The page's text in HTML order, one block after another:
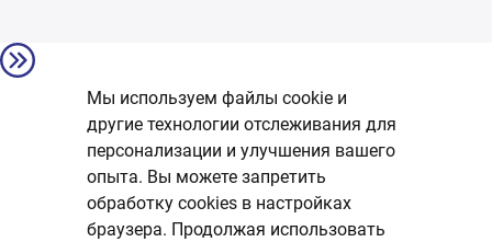
Мы используем файлы cookie и
другие технологии отслеживания для
персонализации и улучшения вашего
опыта. Вы можете запретить
обработку сookies в настройках
браузера. Продолжая использовать